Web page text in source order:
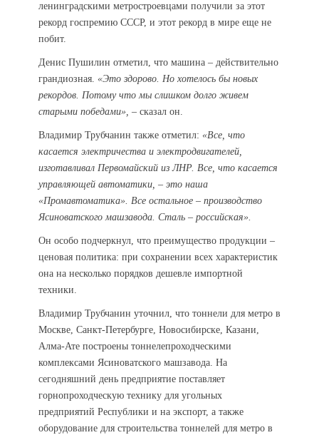
ленинградскими метростроевцами получили за этот
рекорд госпремию СССР, и этот рекорд в мире еще не
побит.
Денис Пушилин отметил, что машина – действительно
грандиозная. «Это здорово. Но хотелось бы новых
рекордов. Потому что мы слишком долго живем
старыми победами», – сказал он.
Владимир Трубчанин также отметил: «Все, что
касается электричества и электродвигателей,
изготавливал Первомайский из ЛНР. Все, что касается
управляющей автоматики, – это наша
«Промавтоматика». Все остальное – производство
Ясиноватского машзавода. Сталь – российская».
Он особо подчеркнул, что преимущество продукции –
ценовая политика: при сохранении всех характеристик
она на несколько порядков дешевле импортной
техники.
Владимир Трубчанин уточнил, что тоннели для метро в
Москве, Санкт-Петербурге, Новосибирске, Казани,
Алма-Ате построены тоннелепроходческими
комплексами Ясиноватского машзавода. На
сегодняшний день предприятие поставляет
горнопроходческую технику для угольных
предприятий Республики и на экспорт, а также
оборудование для строительства тоннелей для метро в